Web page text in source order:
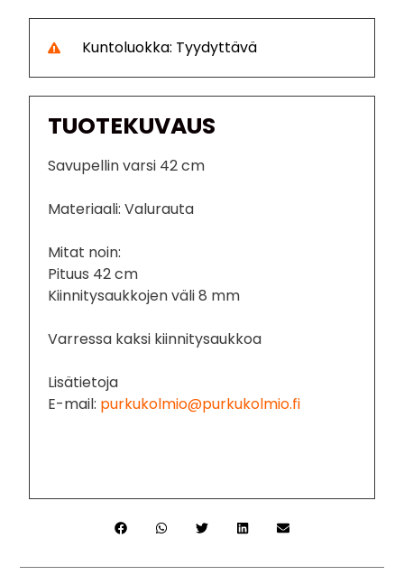
Kuntoluokka: Tyydyttävä
TUOTEKUVAUS
Savupellin varsi 42 cm
Materiaali: Valurauta
Mitat noin:
Pituus 42 cm
Kiinnitysaukkojen väli 8 mm
Varressa kaksi kiinnitysaukkoa
Lisätietoja
E-mail: purkukolmio@purkukolmio.fi